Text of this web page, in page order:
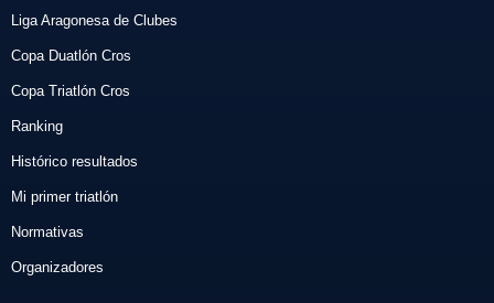
Liga Aragonesa de Clubes
Copa Duatlón Cros
Copa Triatlón Cros
Ranking
Histórico resultados
Mi primer triatlón
Normativas
Organizadores